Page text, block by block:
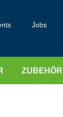
Jobs
ZUBEHÖR